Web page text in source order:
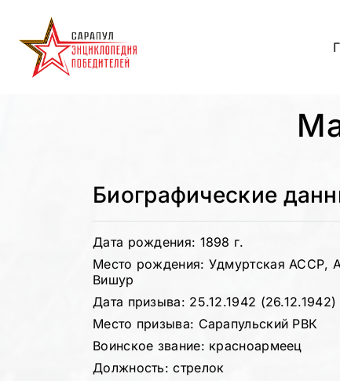
Биографические
Дата рождения: 1898 г.
Место рождения: Удмуртская АССР,
Вишур
Дата призыва: 25.12.1942 (26.12.1942)
Место призыва: Сарапульский РВК
Воинское звание: красноармеец
Должность: стрелок